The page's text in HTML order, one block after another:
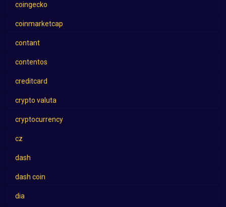
coingecko
coinmarketcap
contant
contentos
creditcard
crypto valuta
cryptocurrency
cz
dash
dash coin
dia